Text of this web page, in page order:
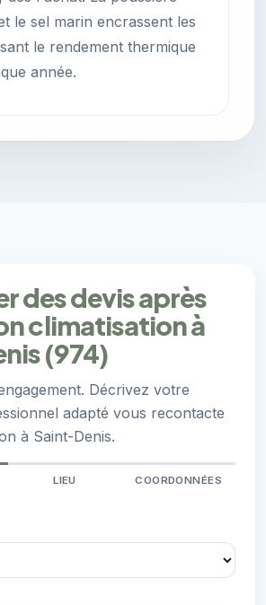
le sel marin encrassent les
le rendement thermique
année.
des devis après
climatisation à
(974)
Décrivez votre
adapté vous recontacte
à Saint-Denis.
LIEU COORDONNÉES